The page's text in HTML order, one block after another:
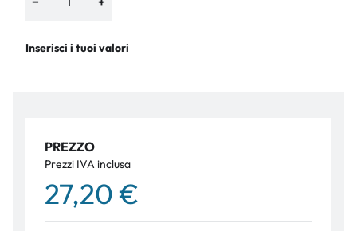
Inserisci i tuoi valori
PREZZO
Prezzi IVA inclusa
27,20 €